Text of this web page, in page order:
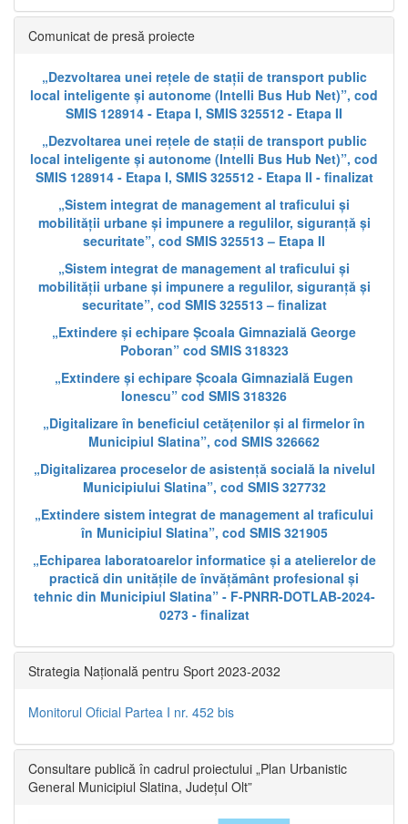
Comunicat de presă proiecte
„Dezvoltarea unei rețele de stații de transport public
local inteligente și autonome (Intelli Bus Hub Net)”, cod
SMIS 128914 - Etapa I, SMIS 325512 - Etapa II
„Dezvoltarea unei rețele de stații de transport public
local inteligente și autonome (Intelli Bus Hub Net)”, cod
SMIS 128914 - Etapa I, SMIS 325512 - Etapa II - finalizat
„Sistem integrat de management al traficului și
mobilității urbane și impunere a regulilor, siguranță și
securitate”, cod SMIS 325513 – Etapa II
„Sistem integrat de management al traficului și
mobilității urbane și impunere a regulilor, siguranță și
securitate”, cod SMIS 325513 – finalizat
„Extindere și echipare Școala Gimnazială George
Poboran” cod SMIS 318323
„Extindere și echipare Școala Gimnazială Eugen
Ionescu” cod SMIS 318326
„Digitalizare în beneficiul cetățenilor și al firmelor în
Municipiul Slatina”, cod SMIS 326662
„Digitalizarea proceselor de asistență socială la nivelul
Municipiului Slatina”, cod SMIS 327732
„Extindere sistem integrat de management al traficului
în Municipiul Slatina”, cod SMIS 321905
„Echiparea laboratoarelor informatice și a atelierelor de
practică din unitățile de învățământ profesional și
tehnic din Municipiul Slatina” - F-PNRR-DOTLAB-2024-
0273 - finalizat
Strategia Națională pentru Sport 2023-2032
Monitorul Oficial Partea I nr. 452 bis
Consultare publică în cadrul proiectului „Plan Urbanistic
General Municipiul Slatina, Județul Olt”